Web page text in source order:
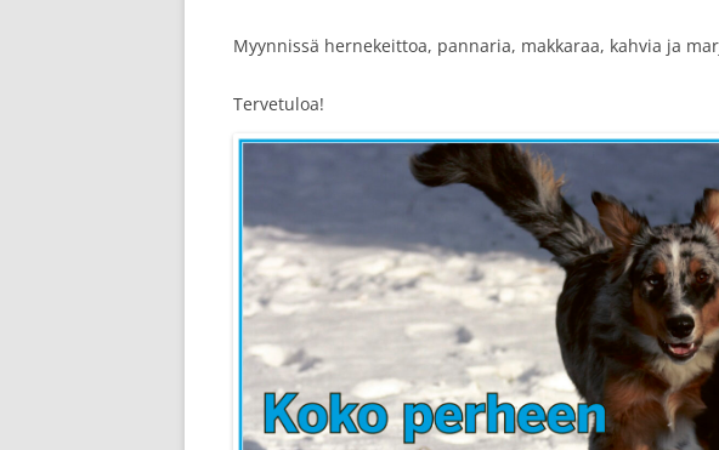
Myynnissä hernekeittoa, pannaria, makkaraa, kahvia ja
Tervetuloa!